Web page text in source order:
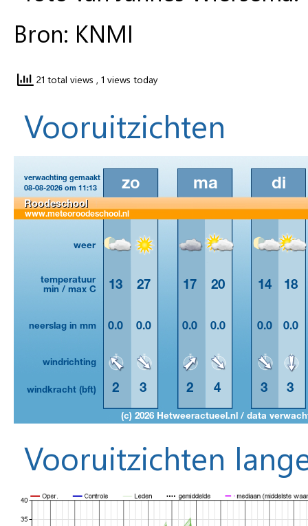
Bron: KNMI
21 total views , 1 views today
Vooruitzichten
Vooruitzichten